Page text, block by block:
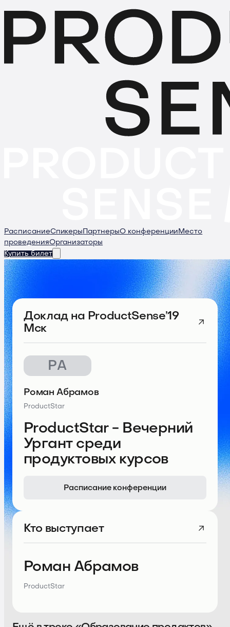
РасписаниеСпикеры ПартнерыО конференции Место
проведенияОрганизаторы
Купить билет
Доклад на ProductSense’19
Мск
РА
ProductStar - Вечерний
Ургант среди
продуктовых курсов
Роман Абрамов
ProductStar
Расписание конференции
Кто выступает
Роман Абрамов
ProductStar